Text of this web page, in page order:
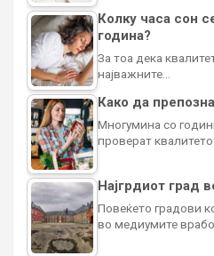
Колку часа сон
година?
За тоа дека
најважните…
Како да
Многумина со
проверат
Најгрдиот град
Повеќето градови
во медиумите